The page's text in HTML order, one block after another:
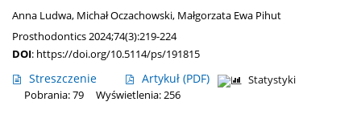
Anna Ludwa, Michał Oczachowski, Małgorzata Ewa Pihut
Prosthodontics 2024;74(3):219-224
DOI: https://doi.org/10.5114/ps/191815
Streszczenie Artykuł (PDF)
Statystyki
Pobrania: 79
Wyświetlenia: 256